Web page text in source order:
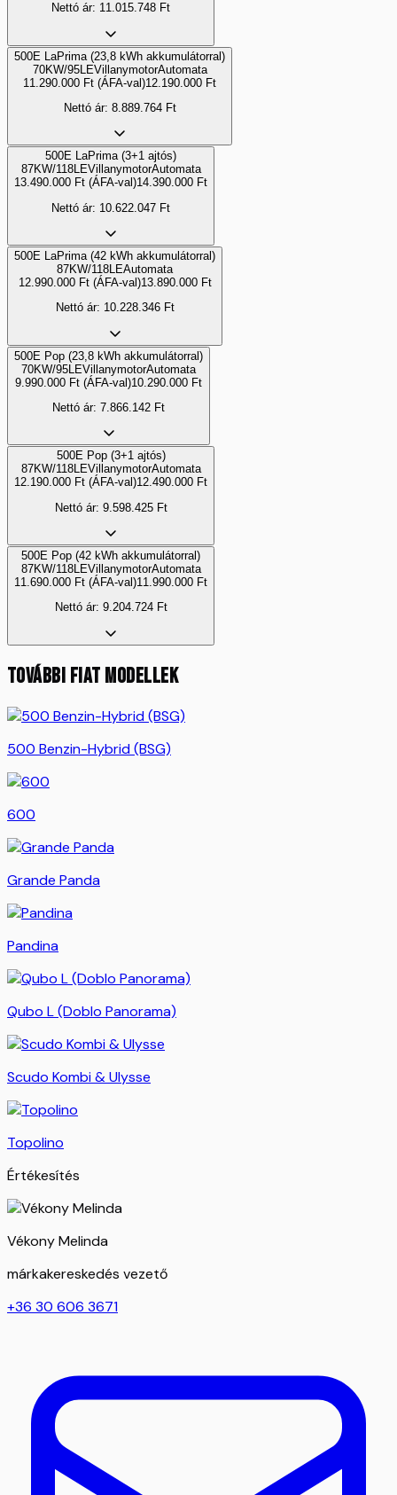
Nettó ár: 11.015.748 Ft
500E LaPrima (23,8 kWh akkumulátorral)
70KW/95LEVillanymotorAutomata
11.290.000 Ft (ÁFA-val)12.190.000 Ft
Nettó ár: 8.889.764Ft
500E LaPrima (3+1 ajtós)
87KW/118LEVillanymotorAutomata
13.490.000 Ft (ÁFA-val)14.390.000 Ft
Nettó ár: 10.622.047 Ft
500E LaPrima (42 kWh akkumulátorral)
87KW/118LEAutomata
12.990.000Ft (ÁFA-val)13.890.000Ft
Nettó ár: 10.228.346Ft
500E Pop (23,8 kWh akkumulátorral)
70KW/95LEVillanymotorAutomata
9.990.000 Ft (ÁFA-val)10.290.000 Ft
Nettó ár: 7.866.142 Ft
500E Pop (3+1 ajtós)
87KW/118LEVillanymotorAutomata
12.190.000 Ft (ÁFA-val)12.490.000 Ft
Nettó ár: 9.598.425Ft
500E Pop (42 kWh akkumulátorral)
87KW/118LEVillanymotorAutomata
11.690.000 Ft (ÁFA-val)11.990.000 Ft
Nettó ár: 9.204.724Ft
TOVÁBBI FIAT MODELLEK
500 Benzin-Hybrid (BSG)
600
Grande Panda
Pandina
Qubo L (Doblo Panorama)
Scudo Kombi & Ulysse
Topolino
Értékesítés
Vékony Melinda
márkakereskedés vezető
+36 30 606 3671